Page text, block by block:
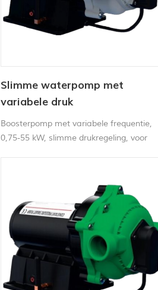
Slimme waterpomp met
variabele druk
Boosterpomp met variabele frequentie,
0,75-55 kW, slimme drukregeling, voor